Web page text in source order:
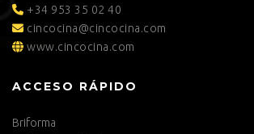
+34 953 35 02 40
cincocina@cincocina.com
www.cincocina.com
ACCESO RÁPIDO
Briforma